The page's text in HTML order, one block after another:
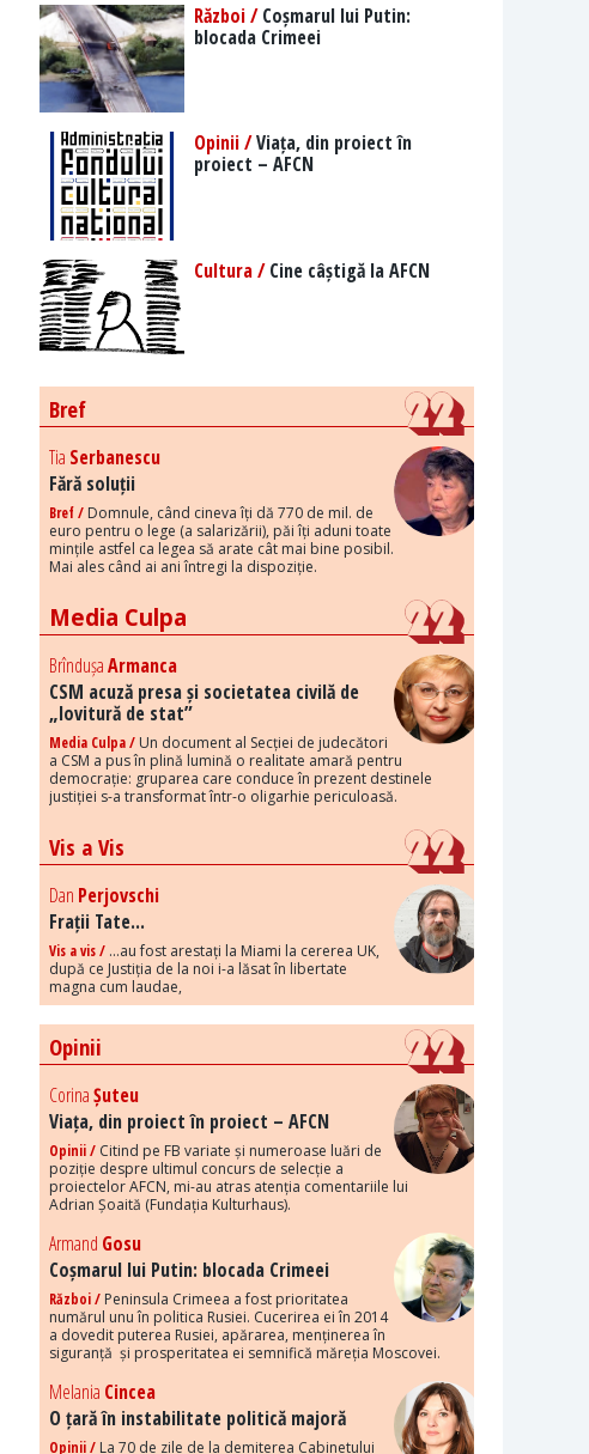
Război /Coșmarul lui Putin:
blocada Crimeei
Opinii /Viața, din proiect în
proiect – AFCN
Cultura /Cine câștigă la AFCN
Bref
Tia Serbanescu
Fără soluții
Bref / Domnule, când cineva îți dă 770 de mil. de
euro pentru o lege (a salarizării), păi îți aduni toate
mințile astfel ca legea să arate cât mai bine posibil.
Mai ales când ai ani întregi la dispoziție.
Media Culpa
BrîndușaArmanca
CSM acuză presa și societatea civilă de
„lovitură de stat”
Media Culpa / Un document al Secției de judecători
a CSM a pus în plină lumină o realitate amară pentru
democrație: gruparea care conduce în prezent destinele
justiției s-a transformat într-o oligarhie periculoasă.
Vis a Vis
Dan Perjovschi
Frații Tate...
Vis a vis / ...au fost arestați la Miami la cererea UK,
după ce Justiția de la noi i-a lăsat în libertate
magna cum laudae,
Opinii
CorinaȘuteu
Viața, din proiect în proiect – AFCN
Opinii / Citind pe FB variate și numeroase luări de
poziție despre ultimul concurs de selecție a
proiectelor AFCN, mi-au atras atenția comentariile lui
Adrian Șoaită (Fundația Kulturhaus).
Armand Gosu
Coșmarul lui Putin: blocada Crimeei
Război / Peninsula Crimeea a fost prioritatea
numărul unu în politica Rusiei. Cucerirea ei în 2014
a dovedit puterea Rusiei, apărarea, menținerea în
siguranță și prosperitatea ei semnifică măreția Moscovei.
Melania Cincea
O țară în instabilitate politică majoră
Opinii / La 70 de zile de la demiterea Cabinetului